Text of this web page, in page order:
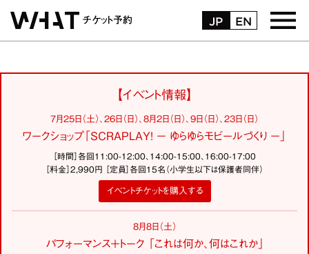
チケット予約 JP EN
購入履歴
よくある質問
お問い合わせ
【イベント情報】
7月25日（土）、26日（日）、8月2日（日）、9日（日）、23日（日）
ワークショップ「SCRAPLAY! − ゆらゆらモビールづくり −」
［時間］各回11:00-12:00、14:00-15:00、16:00-17:00
［料金］2,990円 ［定員］各回15名（小学生以下は保護者同伴）
イベントチケットを購入する
8月8日（土）
パフォーマンス＋トーク 「これは何か、何はこれか」